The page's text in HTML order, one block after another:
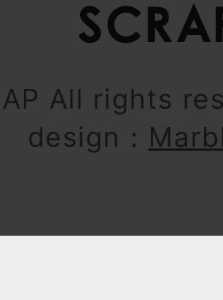
All rights
design：